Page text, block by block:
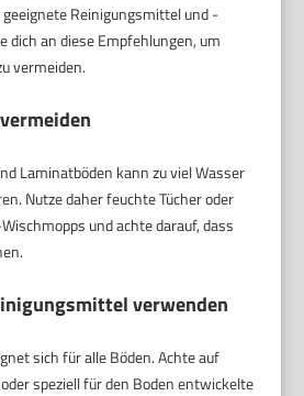
Reinigungsmittel und -
dich an diese Empfehlungen, um
vermeiden.
Laminatböden kann zu viel Wasser
Nutze daher feuchte Tücher oder
und achte darauf, dass
verwenden
sich für alle Böden. Achte auf
speziell für den Boden entwickelte